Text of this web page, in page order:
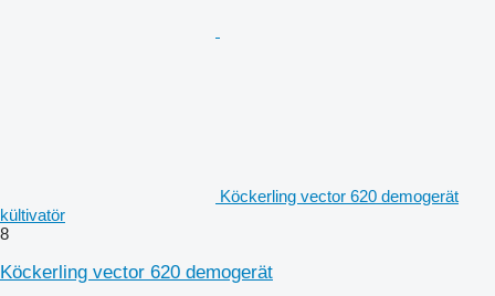
Köckerling vector 620 demogerät
kültivatör
8
Köckerling vector 620 demogerät